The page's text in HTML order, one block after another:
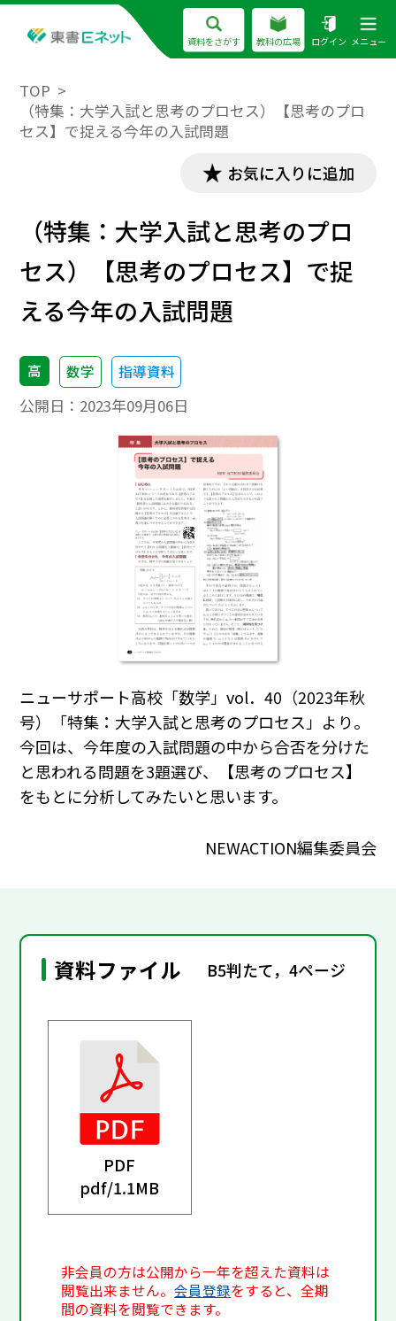
資料をさがす 教科の広場 ログイン メニュー
TOP
（特集：大学入試と思考のプロセス）【思考のプロ
セス】で捉える今年の入試問題
お気に入りに追加
（特集：大学入試と思考のプロ
セス）【思考のプロセス】で捉
える今年の入試問題
高 数学 指導資料
公開日： 2023年09月06日
ニューサポート高校「数学」vol．40（2023年秋
号）「特集：大学入試と思考のプロセス」より。
今回は、今年度の入試問題の中から合否を分けた
と思われる問題を3題選び、【思考のプロセス】
をもとに分析してみたいと思います。
NEWACTION編集委員会
資料ファイル B5判たて，4ページ
PDF
pdf/1.1MB
非会員の方は公開から一年を超えた資料は
閲覧出来ません。会員登録をすると、全期
間の資料を閲覧できます。